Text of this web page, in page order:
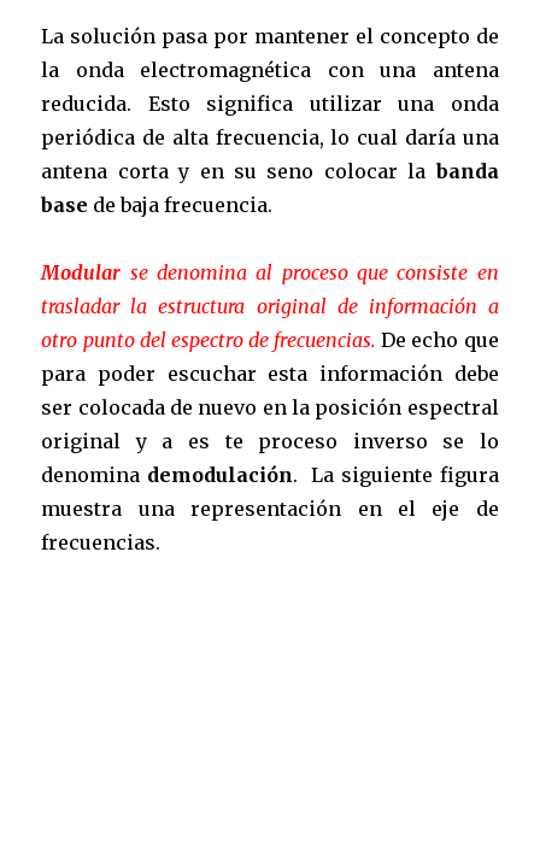
La solución pasa por mantener el concepto de
la onda electromagnética con una antena
reducida. Esto significa utilizar una onda
periódica de alta frecuencia, lo cual daría una
antena corta y en su seno colocar labanda
base de baja frecuencia.
Modular se denomina al proceso que consiste en
trasladar la estructura original de información a
otro punto del espectro de frecuencias. De echo que
para poder escuchar esta información debe
ser colocada de nuevo en la posición espectral
original y a es te proceso inverso se lo
denomina demodulación. La siguiente figura
muestra una representación en el eje de
frecuencias.